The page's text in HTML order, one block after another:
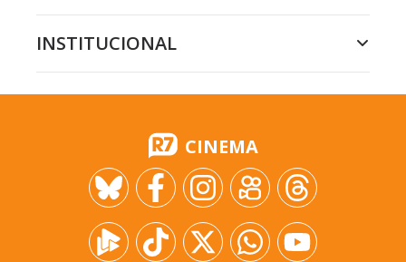
INSTITUCIONAL
CINEMA